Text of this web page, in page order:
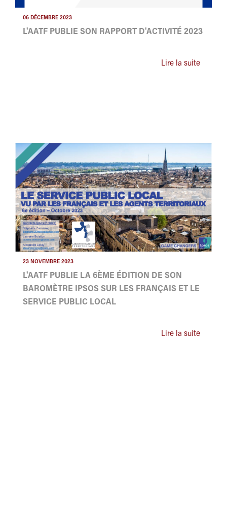
06 DÉCEMBRE 2023
L'AATF PUBLIE SON RAPPORT D'ACTIVITÉ 2023
Lire la suite
23 NOVEMBRE 2023
L'AATF PUBLIE LA 6ÈME ÉDITION DE SON
BAROMÈTRE IPSOS SUR LES FRANÇAIS ET LE
SERVICE PUBLIC LOCAL
Lire la suite